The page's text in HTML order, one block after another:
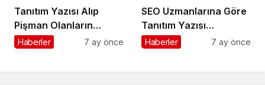
Tanıtım Yazısı Alıp
Pişman Olanların
Yaptığı Hatalar
Haberler 7 ay önce
SEO Uzmanlarına Göre
Tanıtım Yazısı
Stratejileri
Haberler 7 ay önce